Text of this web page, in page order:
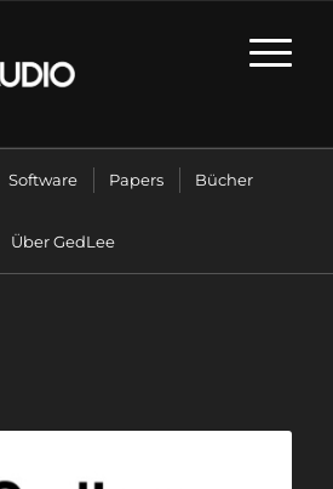
Software Papers Bücher
Über GedLee